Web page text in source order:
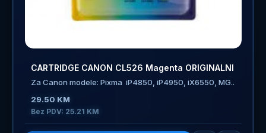
CARTRIDGE CANON CL526 Magenta ORIGINALNI
Za Canon modele: Pixma iP4850, iP4950, iX6550, MG..
29.50 KM
Bez PDV: 25.21 KM